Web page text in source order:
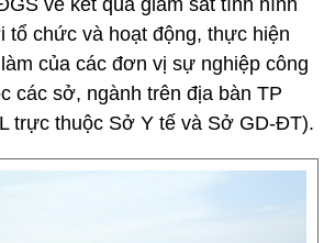
về kết quả giám sát tình hình
tổ chức và hoạt động, thực hiện
của các đơn vị sự nghiệp công
các sở, ngành trên địa bàn TP
trực thuộc Sở Y tế và Sở GD-ĐT).